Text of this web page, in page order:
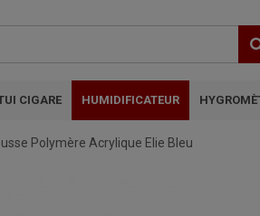
CIGARE HUMIDIFICATEUR
Polymère Acrylique Elie Bleu